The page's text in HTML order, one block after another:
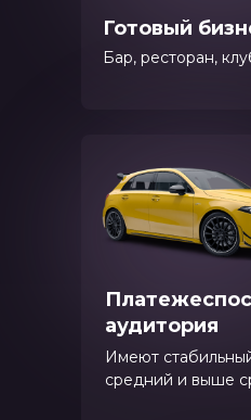
аудитория
Имеют
средний и выше
Готовый
Бар, ресторан,